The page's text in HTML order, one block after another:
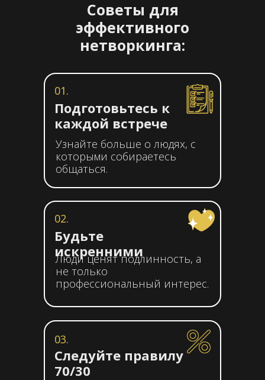
Подготовьтесь к
каждой встрече
Узнайте больше о людях, с
которыми собираетесь
общаться.
Советы для
эффективного
нетворкинга:
01.
Следуйте правилу
70/30
03.
Будьте
искренними
Люди ценят подлинность, а
не только
профессиональный интерес.
02.